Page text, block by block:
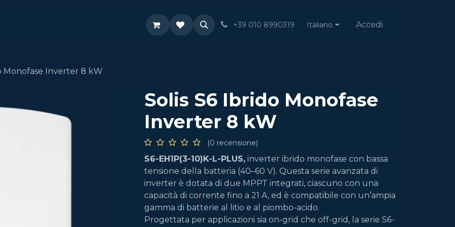
+39 010 8990319 Italiano Accedi
Monofase Inverter 8 kW
Solis S6 Ibrido Monofase
Inverter 8 kW
(0 recensione)
S6-EH1P(3-10)K-L-PLUS, inverter ibrido monofase con bassa
tensione della batteria (40–60 V). Questa serie avanzata di
inverter è dotata di due MPPT integrati, ciascuno con una
capacità di corrente fino a 21 A, ed è compatibile con un’ampia
gamma di batterie al litio e al piombo-acido.
Progettata per applicazioni sia on-grid che off-grid, la serie S6-